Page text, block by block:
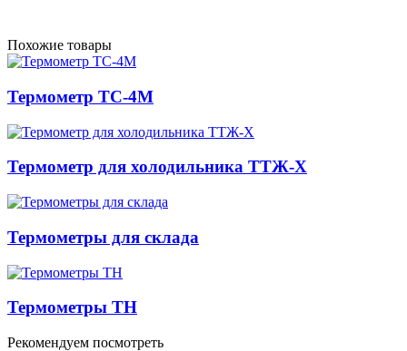
Похожие товары
Термометр ТС-4М
Термометр для холодильника ТТЖ-Х
Термометры для склада
Термометры ТН
Рекомендуем посмотреть